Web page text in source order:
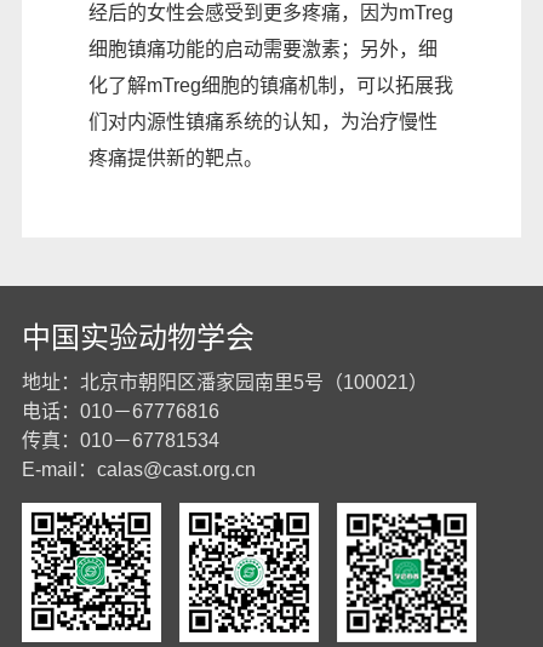
经后的女性会感受到更多疼痛，因为mTreg
细胞镇痛功能的启动需要激素；另外，细
化了解mTreg细胞的镇痛机制，可以拓展我
们对内源性镇痛系统的认知，为治疗慢性
疼痛提供新的靶点。
中国实验动物学会
地址：北京市朝阳区潘家园南里5号（100021）
电话：010－67776816
传真：010－67781534
E-mail： calas@cast.org.cn